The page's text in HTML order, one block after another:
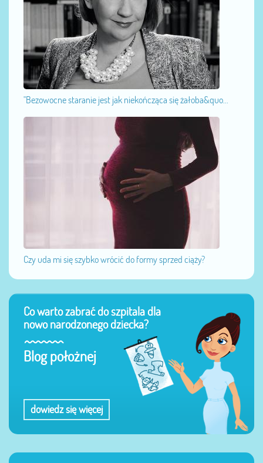
"Bezowocne staranie jest jak niekończąca się żałoba&quo...
Czy uda mi się szybko wrócić do formy sprzed ciąży?
Co warto zabrać do szpitala dla
nowo narodzonego dziecka?
Blog położnej
dowiedz się więcej